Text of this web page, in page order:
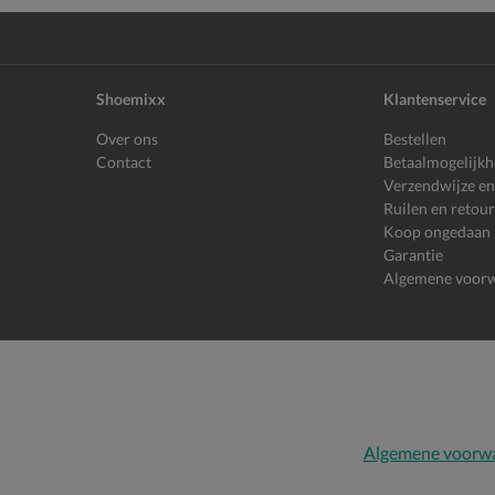
Shoemixx
Over ons
Contact
Klantenservice
Bestellen
Verzendwijze
Ruilen en
Koop ongedaan
Garantie
Algemene
Algemene